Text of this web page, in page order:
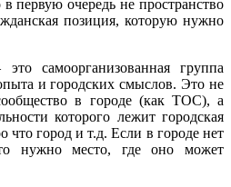
в первую очередь не пространство
позиция, которую нужно
самоорганизованная группа
и городских смыслов. Это не
в городе (как ТОС), а
которого лежит городская
что город и т.д. Если в городе нет
то нужно место, где оно может